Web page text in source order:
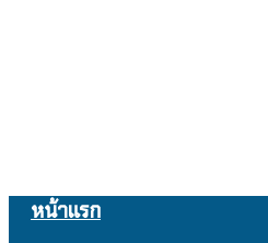
หน้าแรก